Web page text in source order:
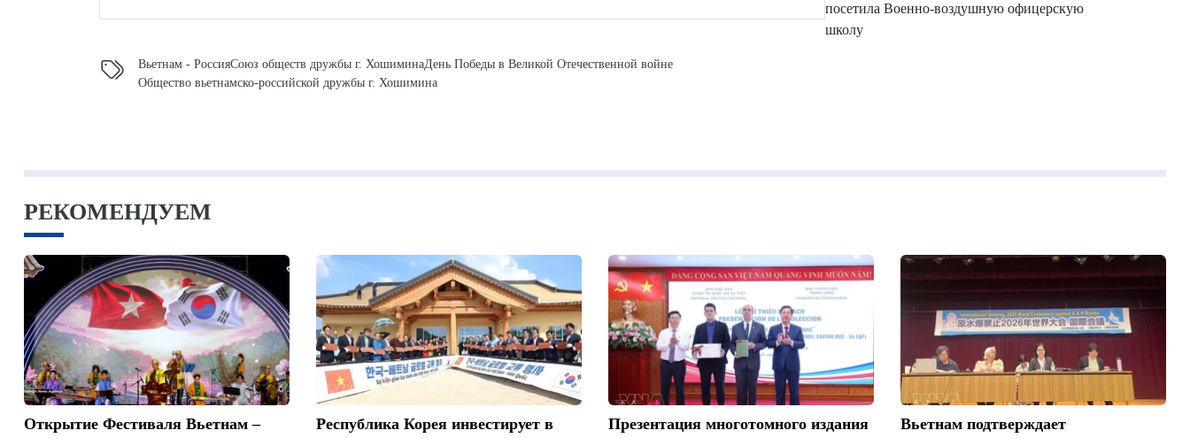
Вьетнам - РоссияСоюз обществ дружбы г. ХошиминаДень Победы в Великой Отечественной войне
Общество вьетнамско-российской дружбы г. Хошимина
посетила Военно-воздушную офицерскую
школу
РЕКОМЕНДУЕМ
Открытие Фестиваля Вьетнам –
Республика Корея инвестирует в
Презентация многотомного издания
Вьетнам подтверждает